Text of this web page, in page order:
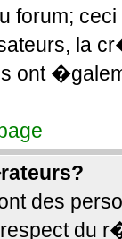
forum;
la
ont
des
du